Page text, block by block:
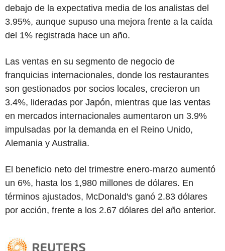
debajo de la expectativa media de los analistas del
3.95%, aunque supuso una mejora frente a la caída
del 1% registrada hace un año.
Las ventas en su segmento de negocio de
franquicias internacionales, donde los restaurantes
son gestionados por socios locales, crecieron un
3.4%, lideradas por Japón, mientras que las ventas
en mercados internacionales aumentaron un 3.9%
impulsadas por la demanda en el Reino Unido,
Alemania y Australia.
El beneficio neto del trimestre enero-marzo aumentó
un 6%, hasta los 1,980 millones de dólares. En
términos ajustados, McDonald's ganó 2.83 dólares
por acción, frente a los 2.67 dólares del año anterior.